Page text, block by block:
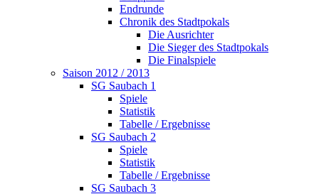
Endrunde
Chronik des Stadtpokals
Die Ausrichter
Die Sieger des Stadtpokals
Die Finalspiele
Saison 2012 / 2013
SG Saubach 1
Spiele
Statistik
Tabelle / Ergebnisse
SG Saubach 2
Spiele
Statistik
Tabelle / Ergebnisse
SG Saubach 3